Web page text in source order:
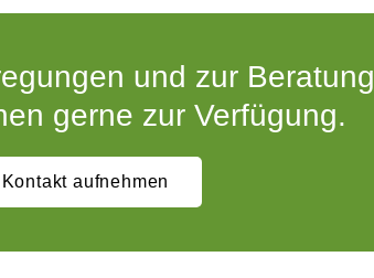
und zur Beratung
gerne zur Verfügung.
Kontakt aufnehmen